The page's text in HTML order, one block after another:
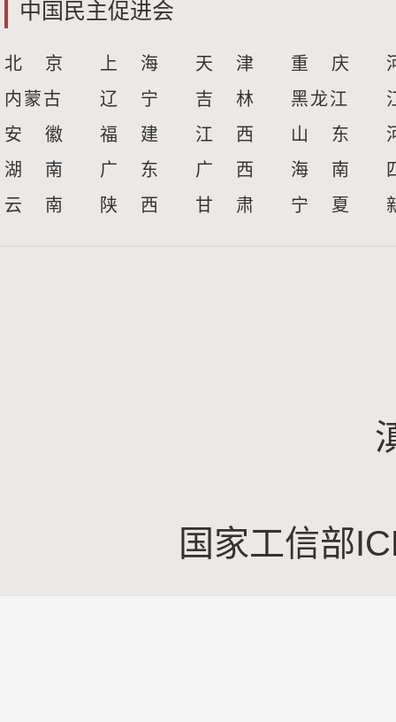
中国民主促进会
北 京 上 海 天 津 重 庆
内蒙古
辽 宁 吉 林 黑龙江
安 徽
福 建 江 西 山 东
湖 南
广 东 广 西 海 南
云 南
陕 西 甘 肃 宁 夏
国家工信部